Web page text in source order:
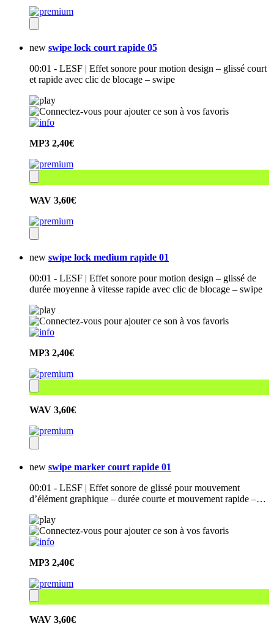
new swipe lock court rapide 05
00:01 - LESF | Effet sonore pour motion design – glissé court
et rapide avec clic de blocage – swipe
MP3 2,40€
WAV 3,60€
new swipe lock medium rapide 01
00:01 - LESF | Effet sonore pour motion design – glissé de
durée moyenne à vitesse rapide avec clic de blocage – swipe
MP3 2,40€
WAV 3,60€
new swipe marker court rapide 01
00:01 - LESF | Effet sonore de glissé pour mouvement
d’élément graphique – durée courte et mouvement rapide –…
MP3 2,40€
WAV 3,60€